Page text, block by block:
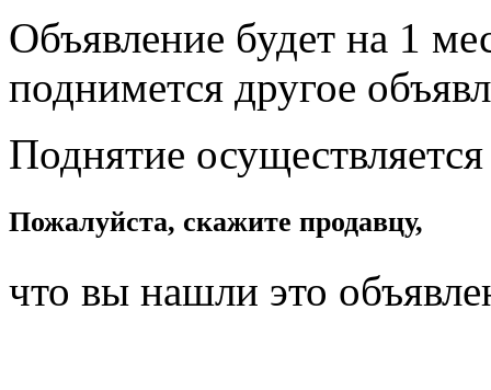
Объявление будет на 1
поднимется другое
Поднятие
Пожалуйста, скажите продавцу,
что вы нашли это